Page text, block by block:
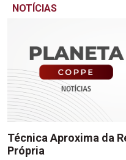
NOTÍCIAS
Técnica Aproxima da
Própria